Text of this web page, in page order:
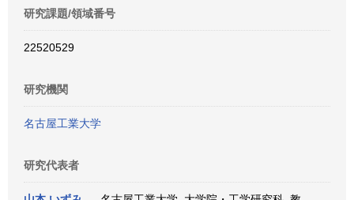
研究課題/領域番号
22520529
研究機関
名古屋工業大学
研究代表者